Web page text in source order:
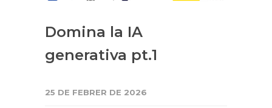
Domina la IA
generativa pt.1
25 DE FEBRER DE 2026